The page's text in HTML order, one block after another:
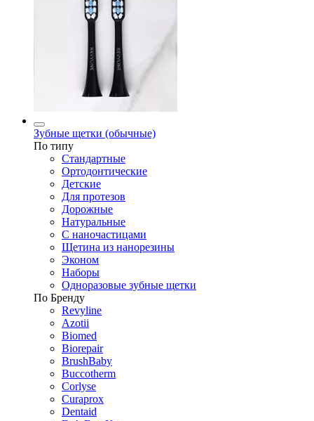
Зубные щетки (обычные)
По типу
Стандартные
Ортодонтические
Детские
Для протезов
Дорожные
Натуральные
С наночастицами
Щетина из нанорезины
Эконом
Наборы
Одноразовые зубные щетки
По Бренду
Revyline
Azotii
Biomed
Biorepair
BrushBaby
Buccotherm
Corlyse
Curaprox
Dentaid